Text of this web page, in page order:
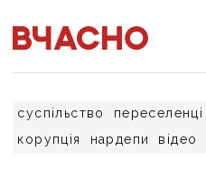
суспільство переселенці
корупція
нардепи відео